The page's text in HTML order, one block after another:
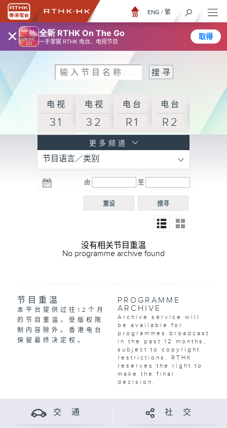
× 全新 RTHK On The Go
一手掌握 RTHK 电台、电视节目
取得
ENG / 繁
电视
31
电视
32
电台
R1
电台
R2
R3
电台 电台
R5
电台
普通
更多频道
节目语言／类别
由 至
搜寻
重设
没有相关节目重温
No programme archive found
节目重温
本平台提供过往12个月
的节目重温，受版权限
制内容除外。香港电台
保留最终决定权。
PROGRAMME
ARCHIVE
Archive service will
be available for
programmes broadcast
in the past 12 months,
subject to copyright
restrictions. RTHK
reserves the right to
make the final
decision.
交 通 社 交